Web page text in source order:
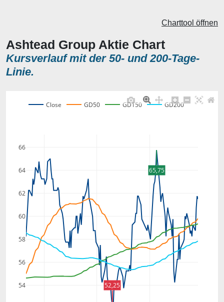
Ashtead Group Aktie Chart
Kursverlauf mit der 50- und 200-Tage-
Linie.
Charttool öffnen
54
56
58
60
62
64
66
Close GD50 GD150 GD200
65,75
52,25